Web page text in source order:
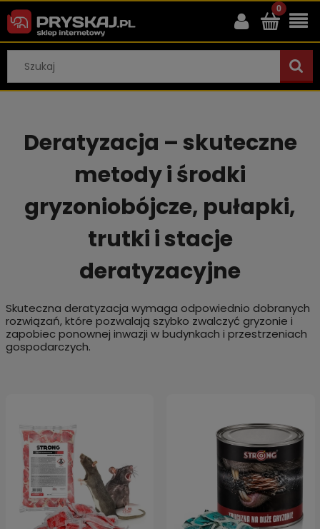
Deratyzacja – skuteczne
metody i środki
gryzoniobójcze, pułapki,
trutki i stacje
deratyzacyjne
Skuteczna deratyzacja wymaga odpowiednio dobranych
rozwiązań, które pozwalają szybko zwalczyć gryzonie i
zapobiec ponownej inwazji w budynkach i przestrzeniach
gospodarczych.